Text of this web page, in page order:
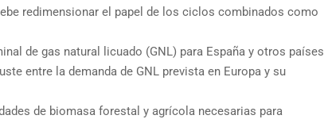
redimensionar el papel de los ciclos combinados como
de gas natural licuado (GNL) para España y otros países
entre la demanda de GNL prevista en Europa y su
de biomasa forestal y agrícola necesarias para